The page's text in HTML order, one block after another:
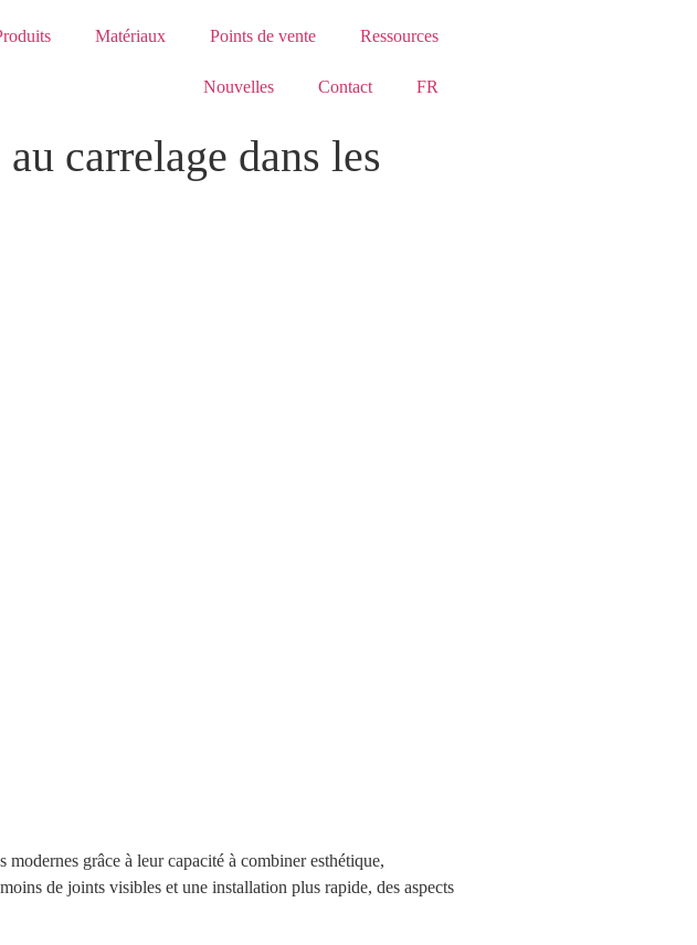
Matériaux Points de vente Ressources
Nouvelles Contact FR
carrelage dans les
grâce à leur capacité à combiner esthétique,
de joints visibles et une installation plus rapide, des aspects